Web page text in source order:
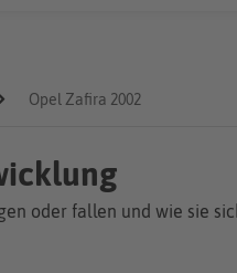
Opel Zafira 2002
oder fallen und wie sie